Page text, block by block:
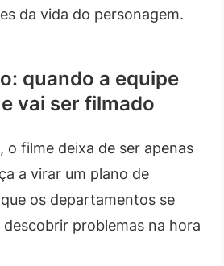
da vida do personagem.
quando a equipe
vai ser filmado
o filme deixa de ser apenas
a virar um plano de
os departamentos se
problemas na hora